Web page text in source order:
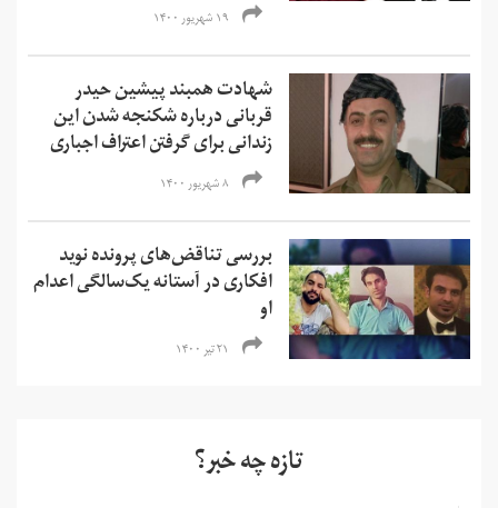
۱۹ شهریور ۱۴۰۰
شهادت همبند پیشین حیدر
قربانی درباره شکنجه‌ شدن این
زندانی برای گرفتن اعتراف اجباری
۸ شهریور ۱۴۰۰
بررسی تناقض‌های پرونده نوید
افکاری در آستانه یک‌سالگی اعدام
او
۲۱ تیر ۱۴۰۰
تازه چه خبر؟